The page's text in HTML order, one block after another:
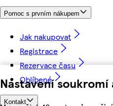
Nastavení soukromí
Pomoc s prvním nákupem
Jak nakupovat
Registrace
Rezervace času
Oblíbené
Kontakt